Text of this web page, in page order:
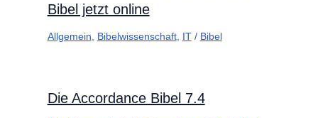
Bibel jetzt online
Allgemein Bibelwissenschaft, IT/ Bibel
Die Accordance Bibel 7.4